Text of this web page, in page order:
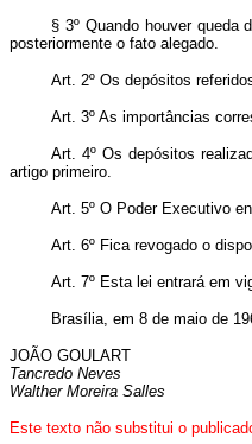
§ 3º Quando houver queda
posteriormente o fato alegado.
Art. 2º Os depósitos
Art. 3º As importâncias
Art. 4º Os depósitos
artigo primeiro.
Art. 5º O Poder Executivo
Art. 6º Fica revogado o
Art. 7º Esta lei entrará em
Brasília, em 8 de maio de
JOÃO GOULART
Tancredo Neves
Walther Moreira Salles
Este texto não substitui o